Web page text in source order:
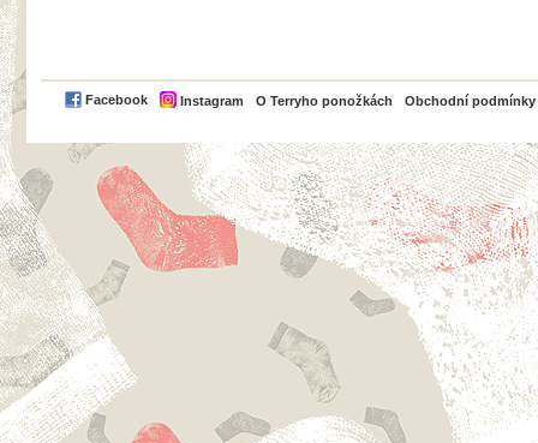
Facebook Instagram O Terryho ponožkách Obchodní podmínky
PayPal